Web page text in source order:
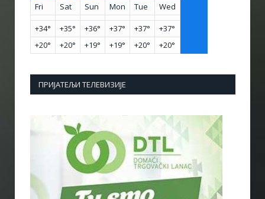
Fri
Sat Sun Mon Tue Wed
+34° +35° +36° +37° +37° +37°
+20° +20° +19° +19° +20° +20°
ПРИЈАТЕЉИ ТЕЛЕВИЗИЈЕ